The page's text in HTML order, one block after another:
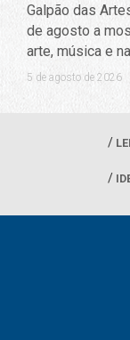
Galpão das
de agosto a
arte, música e
5 de agosto de 2026